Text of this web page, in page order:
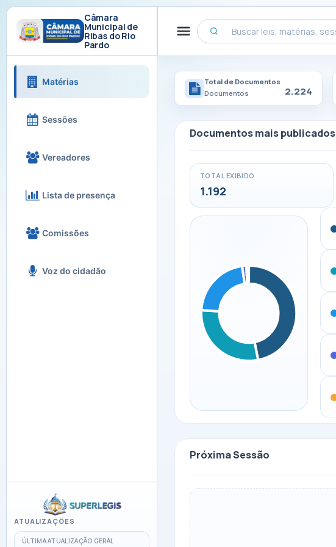
Câmara
Municipal de
Ribas do Rio
Pardo
Matérias
Sessões
Vereadores
Lista de presença
Comissões
Voz do cidadão
ATUALIZAÇÕES
ÚLTIMA ATUALIZAÇÃO GERAL
Total de Documentos
Documentos
2.224
Documentos mais publicados
TOTAL EXIBIDO
1.192
Próxima Sessão